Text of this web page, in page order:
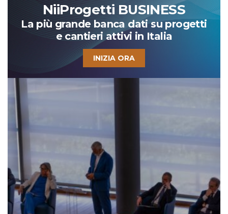
NiiProgetti BUSINESS
La più grande banca dati su progetti
e cantieri attivi in Italia
INIZIA ORA